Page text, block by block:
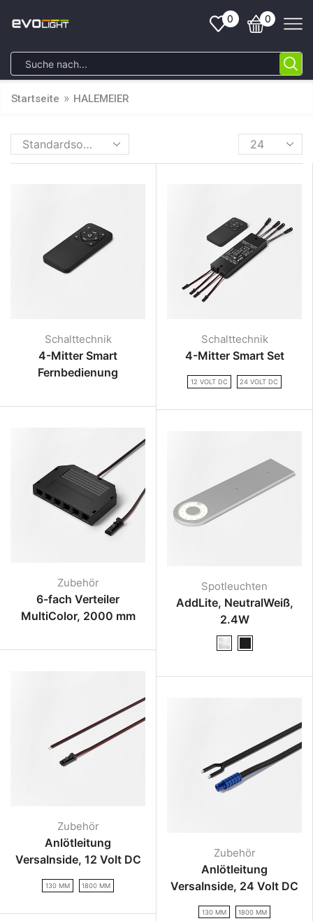
0 0
Startseite » HALEMEIER
Schalttechnik
4-Mitter Smart
Fernbedienung
Schalttechnik
4-Mitter Smart Set
12 VOLT DC 24 VOLT DC
Zubehör
6-fach Verteiler
MultiColor, 2000 mm
Spotleuchten
AddLite, NeutralWeiß,
2.4W
Zubehör
Anlötleitung
VersaInside, 12 Volt DC
130 MM 1800 MM
Zubehör
Anlötleitung
VersaInside, 24 Volt DC
130 MM 1800 MM